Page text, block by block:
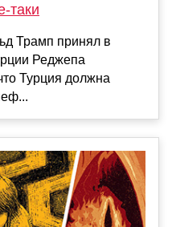
таки
Трамп принял в
Реджепа
Турция должна